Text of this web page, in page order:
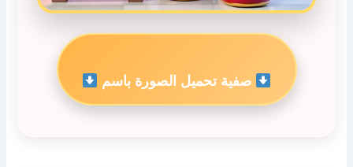
صفية تحميل الصورة باسم